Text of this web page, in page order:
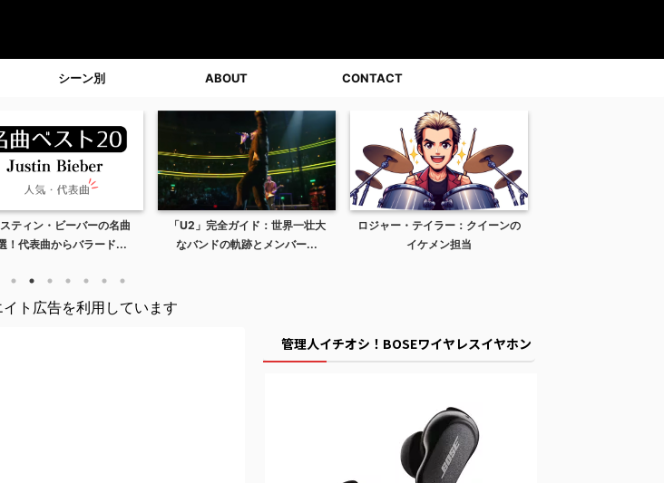
シーン別 ABOUT CONTACT
ティン・ビーバーの名曲
！代表曲からバラード...
「U2」完全ガイド：世界一壮大
なバンドの軌跡とメンバー...
ロジャー・テイラー：クイーンの
イケメン担当
ト広告を利用しています
管理人イチオシ！BOSEワイヤレスイヤホン